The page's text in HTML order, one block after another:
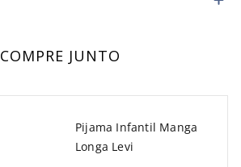
COMPRE JUNTO
Pijama Infantil Manga
Longa Levi